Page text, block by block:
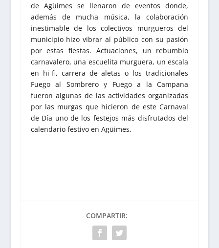
de Agüimes se llenaron de eventos donde,
además de mucha música, la colaboración
inestimable de los colectivos murgueros del
municipio hizo vibrar al público con su pasión
por estas fiestas. Actuaciones, un rebumbio
carnavalero, una escuelita murguera, un escala
en hi-fi, carrera de aletas o los tradicionales
Fuego al Sombrero y Fuego a la Campana
fueron algunas de las actividades organizadas
por las murgas que hicieron de este Carnaval
de Día uno de los festejos más disfrutados del
calendario festivo en Agüimes.
COMPARTIR: